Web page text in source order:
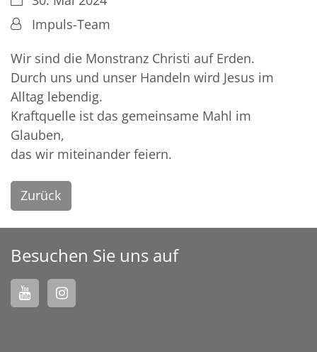
Von:Impuls-Team
Wir sind die Monstranz Christi auf Erden.
Durch uns und unser Handeln wird Jesus im
Alltag lebendig.
Kraftquelle ist das gemeinsame Mahl im
Glauben,
das wir miteinander feiern.
Zurück
Besuchen Sie uns auf